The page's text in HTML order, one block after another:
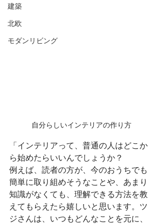
建築
北欧
モダンリビング
自分らしいインテリアの作り方
「インテリアって、普通の人はどこか
ら始めたらいいんでしょうか？
例えば、読者の方が、今のおうちでも
簡単に取り組めそうなことや、あまり
知識がなくても、理解できる方法を教
えてもらえたら嬉しいと思います。ツ
ジさんは、いつもどんなことを元に、